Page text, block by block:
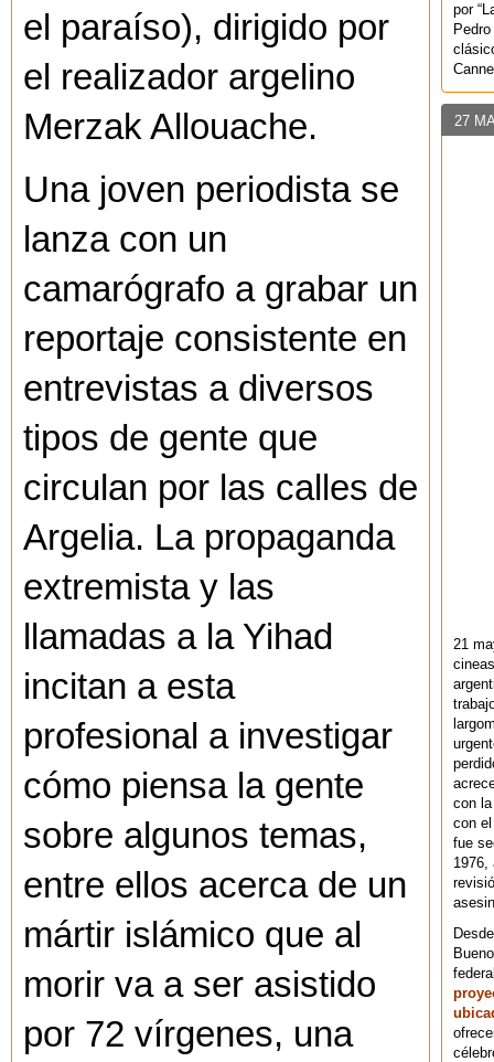
el paraíso), dirigido por
el realizador argelino
Merzak Allouache.
Una joven periodista se
lanza con un
camarógrafo a grabar un
reportaje consistente en
entrevistas a diversos
tipos de gente que
circulan por las calles de
Argelia. La propaganda
extremista y las
llamadas a la Yihad
incitan a esta
profesional a investigar
cómo piensa la gente
sobre algunos temas,
entre ellos acerca de un
mártir islámico que al
morir va a ser asistido
por 72 vírgenes, una
por
27
21
con
con
fue
1976,